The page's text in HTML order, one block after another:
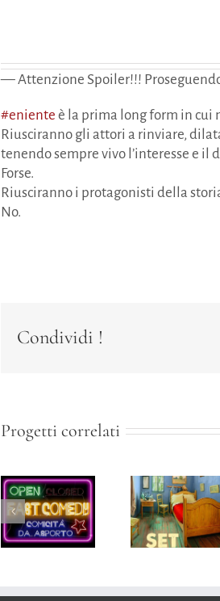
— Attenzione Spoiler!!!
#eniente è la prima long form in cui
Riusciranno gli attori a rinviare,
tenendo sempre vivo l’interesse e il
Forse.
Riusciranno i protagonisti della
No.
Condividi !
Progetti correlati
Set